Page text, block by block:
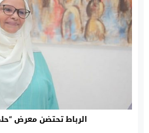
الرباط تحتضن معرض